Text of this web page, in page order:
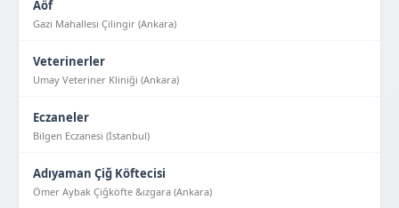
Aöf
Gazi Mahallesi Çilingir (Ankara)
Veterinerler
Umay Veteriner Kliniği (Ankara)
Eczaneler
Bilgen Eczanesi (İstanbul)
Adıyaman Çiğ Köftecisi
Ömer Aybak Çiğköfte &ızgara (Ankara)